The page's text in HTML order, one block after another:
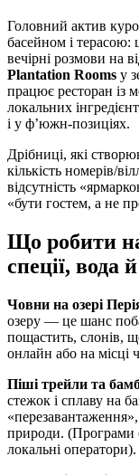
Головний актив
басейном і терасою:
вечірні розмови на
Plantation Rooms у
працює ресторан із
локальних
і у ф’южн-позиціях.
Дрібниці, які
кількість номерів/
відсутність
«бути гостем, а не
Що робити
спеції, вода
Човни на озері
озеру — це шанс
пощастить, слонів,
онлайн або на місці
Піші трейли та
стежок і сплаву на
природи. (Програми
локальні оператори).